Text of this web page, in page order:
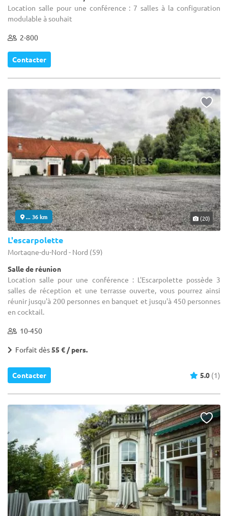
Location salle pour une conférence : 7 salles à la configuration
modulable à souhait
2-800
Contacter
... 36 km (20)
L'escarpolette
Mortagne-du-Nord - Nord (59)
Salle de réunion
Location salle pour une conférence : L'Escarpolette possède 3
salles de réception et une terrasse ouverte, vous pourrez ainsi
réunir jusqu'à 200 personnes en banquet et jusqu'à 450 personnes
en cocktail.
10-450
Forfait dès55 € / pers.
Contacter 5.0 (1)